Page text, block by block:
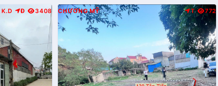
K.D Đ 3408 CHƯƠNG MỸ T 772